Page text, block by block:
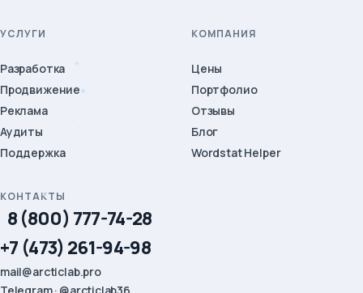
УСЛУГИ
Разработка
Продвижение
Реклама
Аудиты
Поддержка
КОМПАНИЯ
Цены
Портфолио
Отзывы
Блог
Wordstat Helper
КОНТАКТЫ
8 (800) 777-74-28
+7 (473) 261-94-98
mail@arcticlab.pro